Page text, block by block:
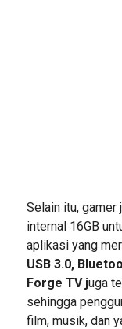
Selain itu, gamer
internal 16GB
aplikasi yang
USB 3.0,
Forge TV juga
sehingga
film, musik, dan